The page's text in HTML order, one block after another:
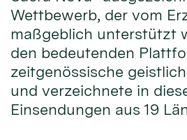
Wettbewerb, der vom
maßgeblich unterstützt
den bedeutenden
zeitgenössische
und verzeichnete in
Einsendungen aus 19